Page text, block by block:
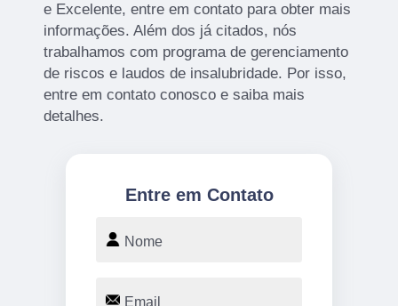
e Excelente, entre em contato para obter mais
informações. Além dos já citados, nós
trabalhamos com programa de gerenciamento
de riscos e laudos de insalubridade. Por isso,
entre em contato conosco e saiba mais
detalhes.
Entre em Contato